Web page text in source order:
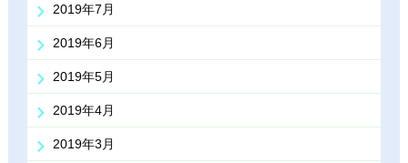
2019年7月
2019年6月
2019年5月
2019年4月
2019年3月